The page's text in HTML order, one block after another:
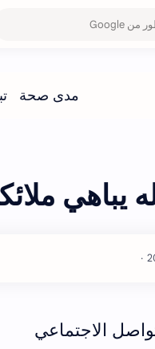
الاجتماعي